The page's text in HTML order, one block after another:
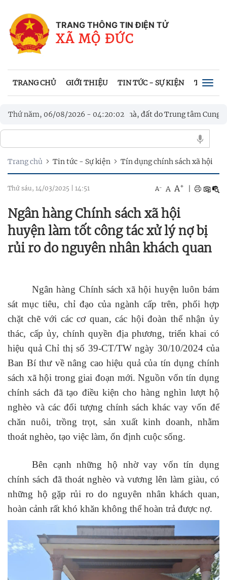
TRANG THÔNG TIN ĐIỆN TỬ
XÃ MỘ ĐỨC
TRANG CHỦ GIỚI THIỆU TIN TỨC - SỰ KIỆN THỦ
Thứ năm, 06/08/2026 - 04:20:03
việc công khai cho thuê nhà, đất do Trung tâm Cung ứng dịch
Trang chủ Tin tức - Sự kiện Tín dụng chính sách xã hội
Thứ sáu, 14/03/2025 14:51 A- A A+
Ngân hàng Chính sách xã hội
huyện làm tốt công tác xử lý nợ bị
rủi ro do nguyên nhân khách quan
Ngân hàng Chính sách xã hội huyện luôn bám
sát mục tiêu, chỉ đạo của ngành cấp trên, phối hợp
chặt chẽ với các cơ quan, các hội đoàn thể nhận ủy
thác, cấp ủy, chính quyền địa phương, triển khai có
hiệu quả Chỉ thị số 39-CT/TW ngày 30/10/2024 của
Ban Bí thư về nâng cao hiệu quả của tín dụng chính
sách xã hội trong giai đoạn mới. Nguồn vốn tín dụng
chính sách đã tạo điều kiện cho hàng nghìn lượt hộ
nghèo và các đối tượng chính sách khác vay vốn để
chăn nuôi, trồng trọt, sản xuất kinh doanh, nhằm
thoát nghèo, tạo việc làm, ổn định cuộc sống.
Bên cạnh những hộ nhờ vay vốn tín dụng
chính sách đã thoát nghèo và vương lên làm giàu, có
những hộ gặp rủi ro do nguyên nhân khách quan,
hoàn cảnh rất khó khăn không thể hoàn trả được nợ.